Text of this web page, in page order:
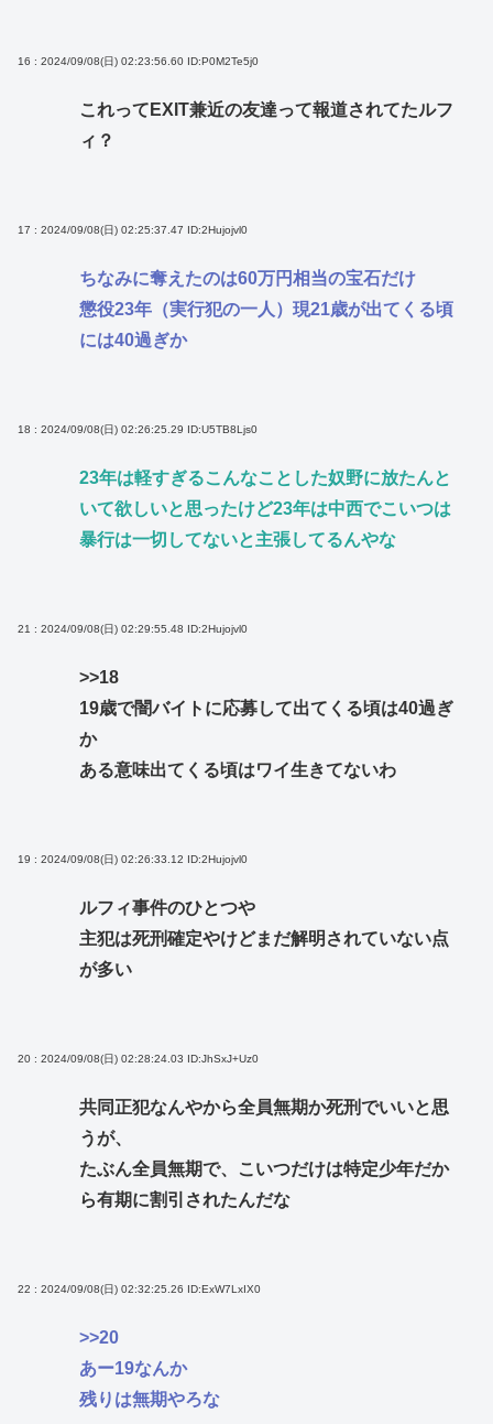
16 : 2024/09/08(日) 02:23:56.60 ID:P0M2Te5j0
これってEXIT兼近の友達って報道されてたルフ
ィ？
17 : 2024/09/08(日) 02:25:37.47 ID:2Hujojvl0
ちなみに奪えたのは60万円相当の宝石だけ
懲役23年（実行犯の一人）現21歳が出てくる頃
には40過ぎか
18 : 2024/09/08(日) 02:26:25.29 ID:U5TB8Ljs0
23年は軽すぎるこんなことした奴野に放たんと
いて欲しいと思ったけど23年は中西でこいつは
暴行は一切してないと主張してるんやな
21 : 2024/09/08(日) 02:29:55.48 ID:2Hujojvl0
>>18
19歳で闇バイトに応募して出てくる頃は40過ぎ
か
ある意味出てくる頃はワイ生きてないわ
19 : 2024/09/08(日) 02:26:33.12 ID:2Hujojvl0
ルフィ事件のひとつや
主犯は死刑確定やけどまだ解明されていない点
が多い
20 : 2024/09/08(日) 02:28:24.03 ID:JhSxJ+Uz0
共同正犯なんやから全員無期か死刑でいいと思
うが、
たぶん全員無期で、こいつだけは特定少年だか
ら有期に割引されたんだな
22 : 2024/09/08(日) 02:32:25.26 ID:ExW7LxIX0
>>20
あー19なんか
残りは無期やろな